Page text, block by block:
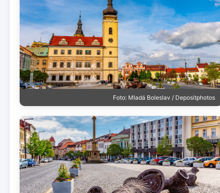
Foto: Mladá Boleslav / Depositphotos